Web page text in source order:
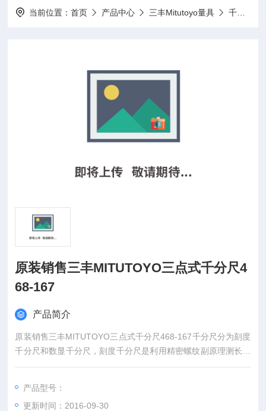
当前位置：首页 产品中心 三丰Mitutoyo量具 千分尺
原装销售三丰MITUTOYO三点式千分尺4
68-167
产品简介
原装销售三丰MITUTOYO三点式千分尺468-167千分尺分为刻度
千分尺和数显千分尺，刻度千分尺是利用精密螺纹副原理测长的
手携式通用长度测量工具。数显千分尺是测量系统中应用了光栅
产品型号：
更新时间：2016-09-30